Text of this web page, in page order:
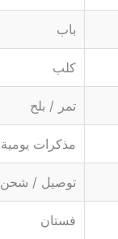
باب
كلب
تمر / بلح
مذكرات يومية
توصيل / شحن
فستان